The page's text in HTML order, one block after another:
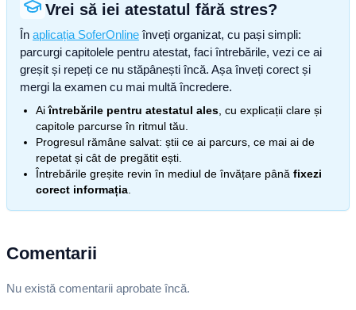
Vrei să iei atestatul fără stres?
În aplicația SoferOnline înveți organizat, cu pași simpli:
parcurgi capitolele pentru atestat, faci întrebările, vezi ce ai
greșit și repeți ce nu stăpânești încă. Așa înveți corect și
mergi la examen cu mai multă încredere.
Aiîntrebările pentru atestatul ales , cu explicații clare și
capitole parcurse în ritmul tău.
Progresul rămâne salvat: știi ce ai parcurs, ce mai ai de
repetat și cât de pregătit ești.
Întrebările greșite revin în mediul de învățare până fixezi
corect informația
Comentarii
Nu există comentarii aprobate încă.